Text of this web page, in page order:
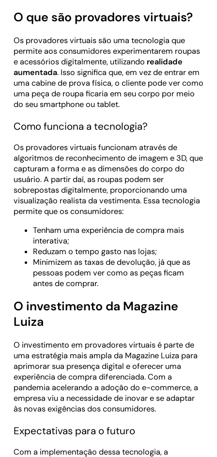
O que são provadores virtuais?
Os provadores virtuais são uma tecnologia que
permite aos consumidores experimentarem roupas
e acessórios digitalmente, utilizando realidade
aumentada. Isso significa que, em vez de entrar em
uma cabine de prova física, o cliente pode ver como
uma peça de roupa ficaria em seu corpo por meio
do seu smartphone ou tablet.
Como funciona a tecnologia?
Os provadores virtuais funcionam através de
algoritmos de reconhecimento de imagem e 3D, que
capturam a forma e as dimensões do corpo do
usuário. A partir daí, as roupas podem ser
sobrepostas digitalmente, proporcionando uma
visualização realista da vestimenta. Essa tecnologia
permite que os consumidores:
Tenham uma experiência de compra mais
interativa;
Reduzam o tempo gasto nas lojas;
Minimizem as taxas de devolução, já que as
pessoas podem ver como as peças ficam
antes de comprar.
O investimento da Magazine
Luiza
O investimento em provadores virtuais é parte de
uma estratégia mais ampla da Magazine Luiza para
aprimorar sua presença digital e oferecer uma
experiência de compra diferenciada. Com a
pandemia acelerando a adoção do e-commerce, a
empresa viu a necessidade de inovar e se adaptar
às novas exigências dos consumidores.
Expectativas para o futuro
Com a implementação dessa tecnologia, a